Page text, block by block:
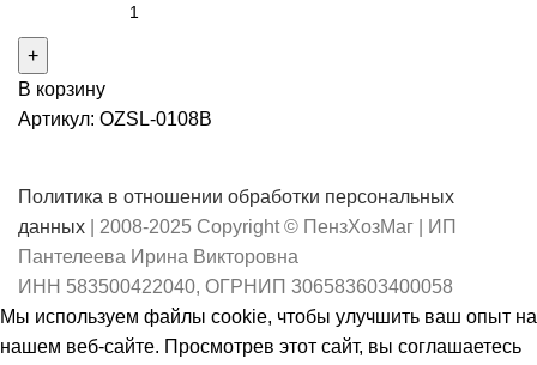
В корзину
Артикул: OZSL-0108B
Политика в отношении обработки персональных
данных | 2008-2025 Copyright © ПензХозМаг | ИП
Пантелеева Ирина Викторовна
ИНН 583500422040, ОГРНИП 306583603400058
Мы используем файлы cookie, чтобы улучшить ваш опыт на
нашем веб-сайте. Просмотрев этот сайт, вы соглашаетесь